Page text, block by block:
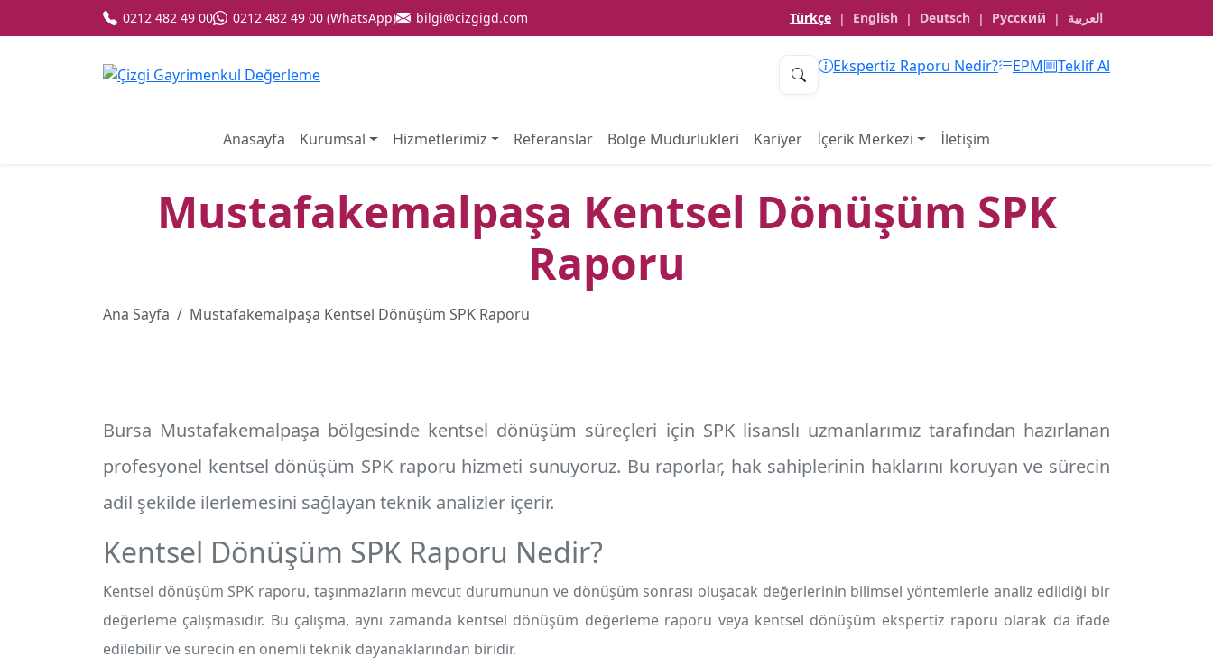
0212 482 49 00 0212 482 49 00 (WhatsApp) bilgi@cizgigd.com Türkçe | English | Deutsch | Русский | العربية
Ekspertiz Raporu Nedir? EPM Teklif Al
Anasayfa Kurumsal Hizmetlerimiz Referanslar Bölge Müdürlükleri Kariyer İçerik Merkezi İletişim
Mustafakemalpaşa Kentsel Dönüşüm SPK
Raporu
Ana Sayfa Mustafakemalpaşa Kentsel Dönüşüm SPK Raporu
Bursa Mustafakemalpaşa bölgesinde kentsel dönüşüm süreçleri için SPK lisanslı uzmanlarımız tarafından hazırlanan
profesyonel kentsel dönüşüm SPK raporu hizmeti sunuyoruz. Bu raporlar, hak sahiplerinin haklarını koruyan ve sürecin
adil şekilde ilerlemesini sağlayan teknik analizler içerir.
Kentsel Dönüşüm SPK Raporu Nedir?
Kentsel dönüşüm SPK raporu, taşınmazların mevcut durumunun ve dönüşüm sonrası oluşacak değerlerinin bilimsel yöntemlerle analiz edildiği bir
değerleme çalışmasıdır. Bu çalışma, aynı zamanda kentsel dönüşüm değerleme raporu veya kentsel dönüşüm ekspertiz raporu olarak da ifade
edilebilir ve sürecin en önemli teknik dayanaklarından biridir.